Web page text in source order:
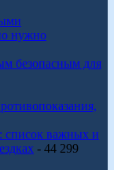
нужно
безопасным для
список важных и
- 44 299